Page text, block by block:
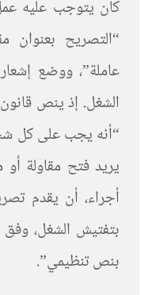
كان يتوجب عليه
“التصريح بعنوان
عاملة”، ووضع
“أنه يجب على كل
يريد فتح مقاولة
أجراء، أن يقدم
بتفتيش الشغل، وفق
بنص تنظيمي”.